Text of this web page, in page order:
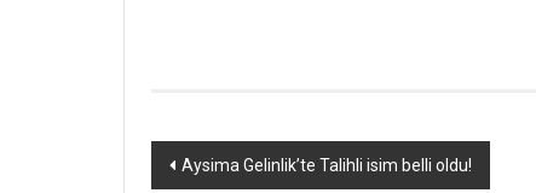
Yazı
Aysima Gelinlik’te Talihli isim belli oldu!